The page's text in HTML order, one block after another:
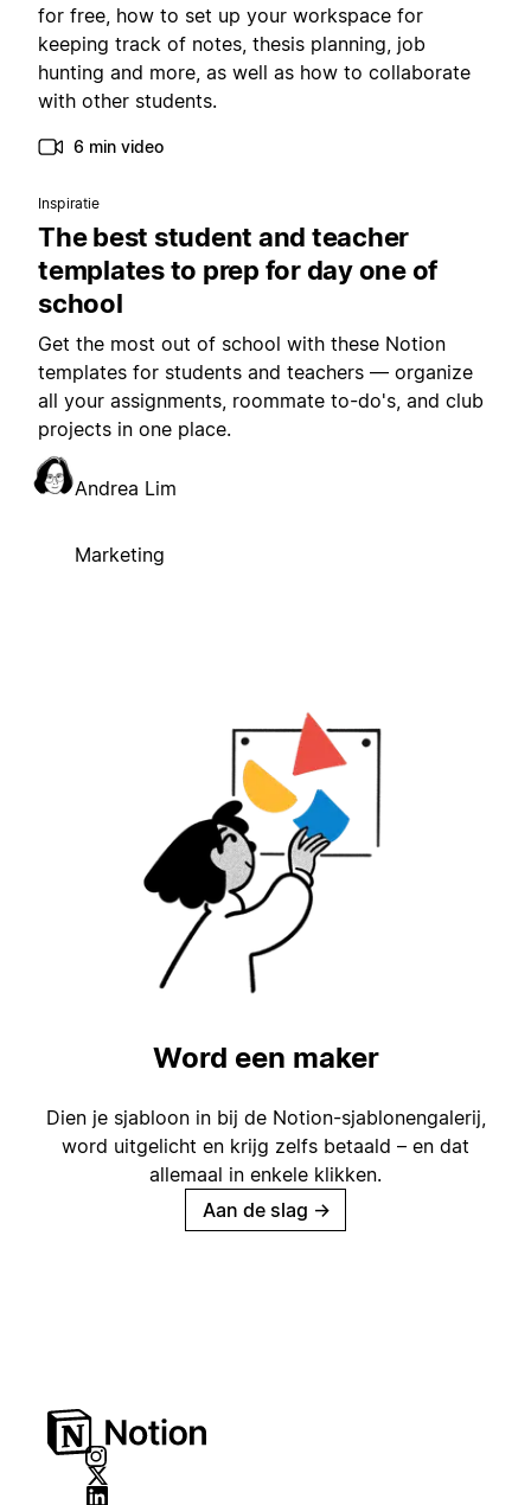
for free, how to set up your workspace for
keeping track of notes, thesis planning, job
hunting and more, as well as how to collaborate
with other students.
6 min video
Inspiratie
The best student and teacher
templates to prep for day one of
school
Get the most out of school with these Notion
templates for students and teachers — organize
all your assignments, roommate to-do's, and club
projects in one place.
Andrea Lim
Marketing
Word een maker
Dien je sjabloon in bij de Notion-sjablonengalerij,
word uitgelicht en krijg zelfs betaald – en dat
allemaal in enkele klikken.
Aan de slag →